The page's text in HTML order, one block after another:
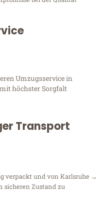
Umzugsservice in
höchster Sorgfalt
Transport
verpackt und von Karlsruhe →
sicheren Zustand zu